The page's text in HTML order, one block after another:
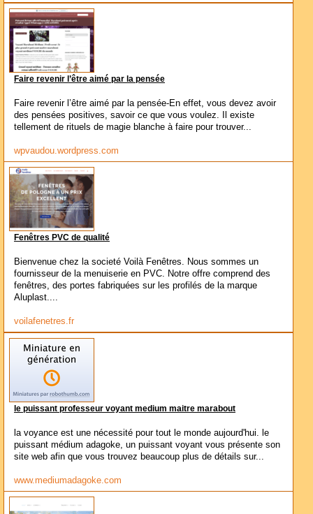
Faire revenir l’être aimé par la pensée
Faire revenir l’être aimé par la pensée-En effet, vous devez avoir
des pensées positives, savoir ce que vous voulez. Il existe
tellement de rituels de magie blanche à faire pour trouver...
wpvaudou.wordpress.com
Fenêtres PVC de qualité
Bienvenue chez la societé Voilà Fenêtres. Nous sommes un
fournisseur de la menuiserie en PVC. Notre offre comprend des
fenêtres, des portes fabriquées sur les profilés de la marque
Aluplast....
voilafenetres.fr
le puissant professeur voyant medium maitre marabout
la voyance est une nécessité pour tout le monde aujourd'hui. le
puissant médium adagoke, un puissant voyant vous présente son
site web afin que vous trouvez beaucoup plus de détails sur...
www.mediumadagoke.com